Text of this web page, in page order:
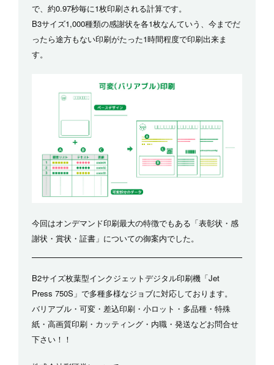
で、約0.97秒毎に1枚印刷される計算です。
B3サイズ1,000種類の感謝状を各1枚なんていう、今までだ
ったら途方もない印刷がたった1時間程度で印刷出来ま
す。
今回はオンデマンド印刷最大の特徴でもある「表彰状・感
謝状・賞状・証書」についての御案内でした。
B2サイズ枚葉型インクジェットデジタル印刷機「Jet
Press 750S」で多種多様なジョブに対応しております。
バリアブル・可変・差込印刷・小ロット・多品種・特殊
紙・高画質印刷・カッティング・内職・発送などお問合せ
下さい！！